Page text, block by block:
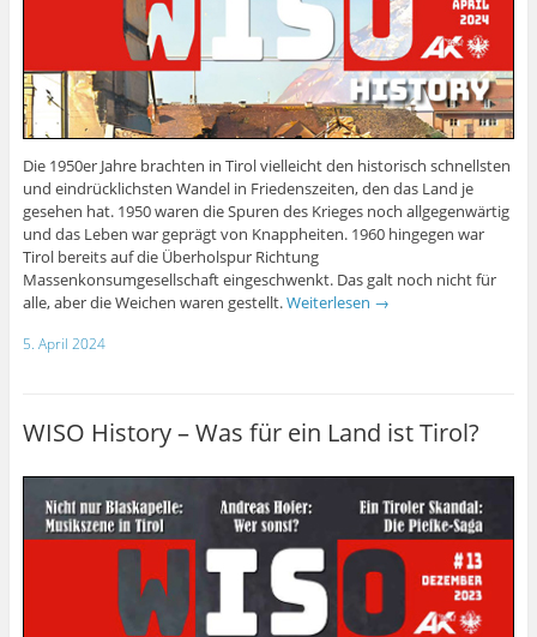
Die 1950er Jahre brachten in Tirol vielleicht den historisch schnellsten
und eindrücklichsten Wandel in Friedenszeiten, den das Land je
gesehen hat. 1950 waren die Spuren des Krieges noch allgegenwärtig
und das Leben war geprägt von Knappheiten. 1960 hingegen war
Tirol bereits auf die Überholspur Richtung
Massenkonsumgesellschaft eingeschwenkt. Das galt noch nicht für
alle, aber die Weichen waren gestellt.Weiterlesen →
5. April 2024
WISO History – Was für ein Land ist Tirol?